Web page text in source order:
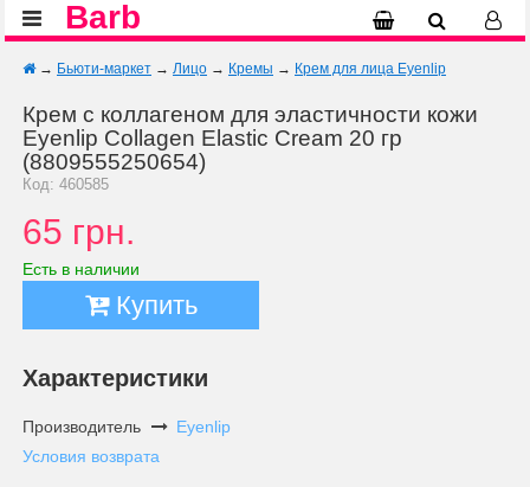
Barb
→ Бьюти-маркет → Лицо → Кремы → Крем для лица Eyenlip
Крем с коллагеном для эластичности кожи
Eyenlip Collagen Elastic Cream 20 гр
(8809555250654)
Код: 460585
65 грн.
Есть в наличии
Купить
Характеристики
Производитель
Eyenlip
Условия возврата